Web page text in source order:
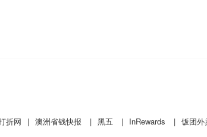
折网 | 澳洲省钱快报 | 黑五 | InRewards | 饭团外